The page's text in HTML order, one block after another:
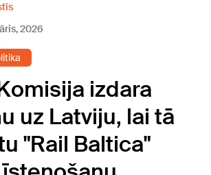
2026
izdara
uz Latviju, lai tā
"Rail Baltica"